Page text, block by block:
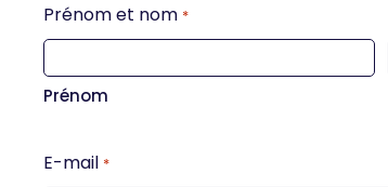
Prénom et nom *
Prénom
E-mail *